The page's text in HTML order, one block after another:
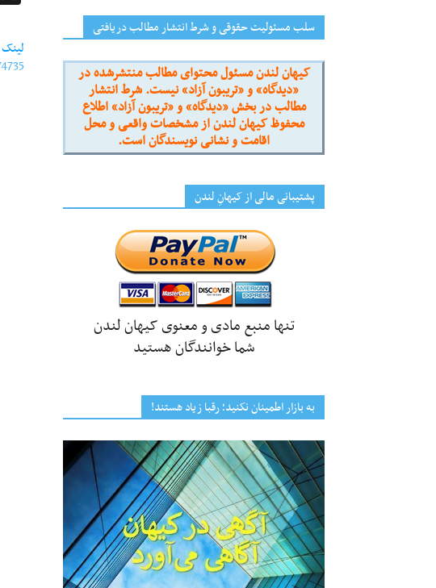
سلب مسئولیت حقوقی و شرط انتشار مطالب دریافتی
کیهان لندن مسئول محتوای مطالب منتشرشده در
«دیدگاه» و «تریبون آزاد» نیست. شرط انتشار
مطالب در بخش «دیدگاه» و «تریبون آزاد» اطلاع
محفوظ کیهان لندن از مشخصات واقعی و محل
اقامت و نشانی نویسندگان است.
پشتیبانی مالی از کیهانِ لندن
تنها منبع مادی و معنوی کیهان لندن
شما خوانندگان هستید
به بازار اطمینان نکنید؛ رقبا زیاد هستند!